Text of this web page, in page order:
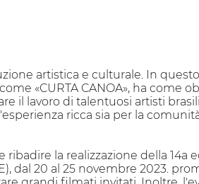
artistica e culturale. In questo
«CURTA CANOA», ha come
il lavoro di talentuosi artisti
ricca sia per la
la realizzazione della 14a
dal 20 al 25 novembre 2023.